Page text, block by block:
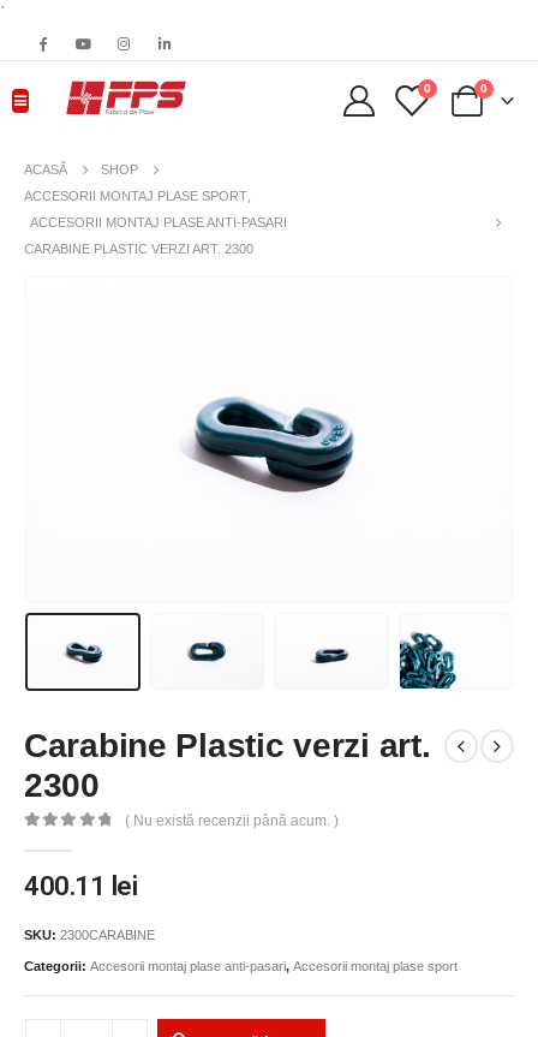
`
0 0
ACASĂ
SHOP
ACCESORII MONTAJ PLASE SPORT
ACCESORII MONTAJ PLASE ANTI-PASARI
CARABINE PLASTIC VERZI ART. 2300
Carabine Plastic verzi art.
2300
( Nu există recenzii până acum. )
400.11 lei
SKU: 2300CARABINE
Categorii: Accesorii montaj plase anti-pasari, Accesorii montaj plase sport